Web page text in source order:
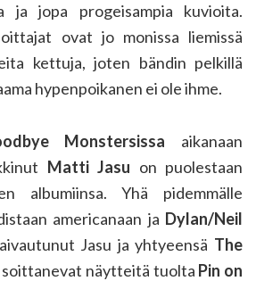
ja jopa progeisampia kuvioita.
ovat jo monissa liemissä
kettuja, joten bändin pelkillä
hypenpoikanen ei ole ihme.
Monstersissa aikanaan
Matti Jasu on puolestaan
albumiinsa. Yhä pidemmälle
americanaan ja Dylan/Neil
Jasu ja yhtyeensä The
soittanevat näytteitä tuolta Pin on